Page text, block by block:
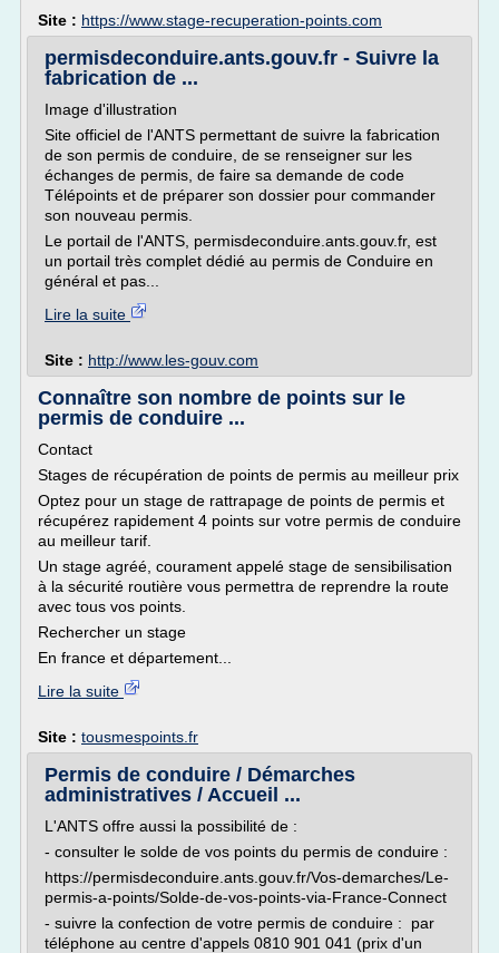
Site : https://www.stage-recuperation-points.com
permisdeconduire.ants.gouv.fr - Suivre la
fabrication de ...
Image d'illustration
Site officiel de l'ANTS permettant de suivre la fabrication
de son permis de conduire, de se renseigner sur les
échanges de permis, de faire sa demande de code
Télépoints et de préparer son dossier pour commander
son nouveau permis.
Le portail de l'ANTS, permisdeconduire.ants.gouv.fr, est
un portail très complet dédié au permis de Conduire en
général et pas...
Lire la suite
Site : http://www.les-gouv.com
Connaître son nombre de points sur le
permis de conduire ...
Contact
Stages de récupération de points de permis au meilleur prix
Optez pour un stage de rattrapage de points de permis et
récupérez rapidement 4 points sur votre permis de conduire
au meilleur tarif.
Un stage agréé, courament appelé stage de sensibilisation
à la sécurité routière vous permettra de reprendre la route
avec tous vos points.
Rechercher un stage
En france et département...
Lire la suite
Site : tousmespoints.fr
Permis de conduire / Démarches
administratives / Accueil ...
L'ANTS offre aussi la possibilité de :
- consulter le solde de vos points du permis de conduire :
https://permisdeconduire.ants.gouv.fr/Vos-demarches/Le-
permis-a-points/Solde-de-vos-points-via-France-Connect
- suivre la confection de votre permis de conduire : par
téléphone au centre d'appels 0810 901 041 (prix d'un